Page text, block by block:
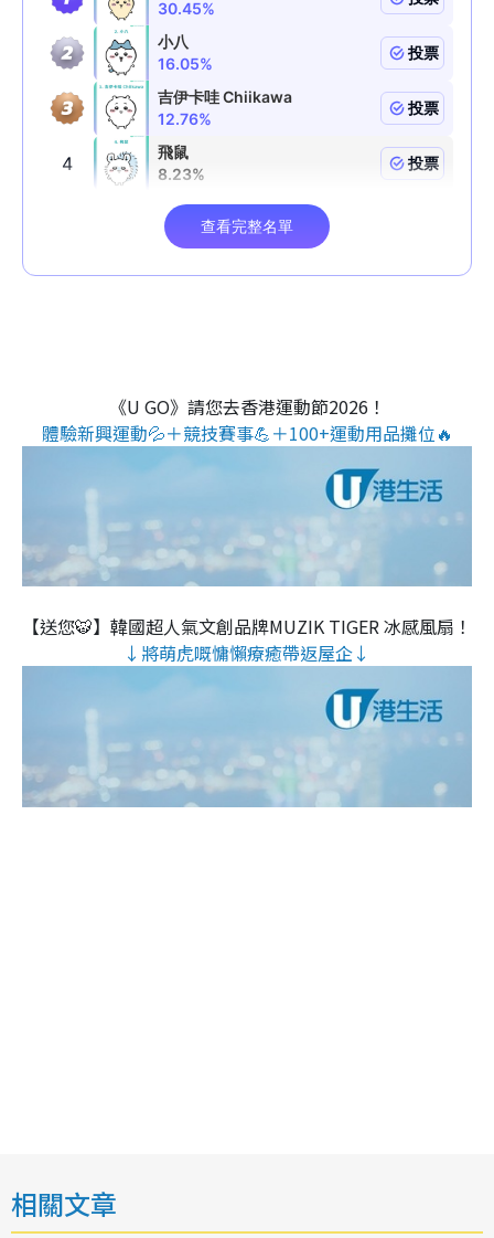
《U GO》請您去香港運動節2026！
體驗新興運動💦＋競技賽事💪＋100+運動用品攤位🔥
【送您🐯】韓國超人氣文創品牌MUZIK TIGER 冰感風扇！
↓將萌虎嘅慵懶療癒帶返屋企↓
相關文章